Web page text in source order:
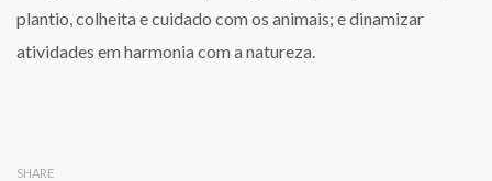
plantio, colheita e cuidado com os animais; e dinamizar
atividades em harmonia com a natureza.
SHARE